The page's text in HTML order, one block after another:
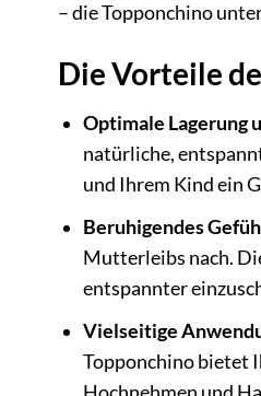
– die Topponchino
Die Vorteile
Optimale Lagerung
natürliche,
und Ihrem Kind ein
Beruhigendes
Mutterleibs nach.
entspannter
Vielseitige
Topponchino bietet